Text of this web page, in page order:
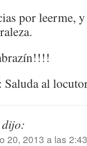
por leerme,
Saluda al
dijo:
20, 2013 a las